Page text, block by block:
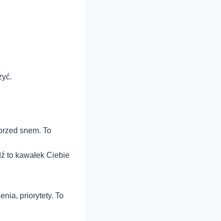
snem. To
to kawałek Ciebie
priorytety. To